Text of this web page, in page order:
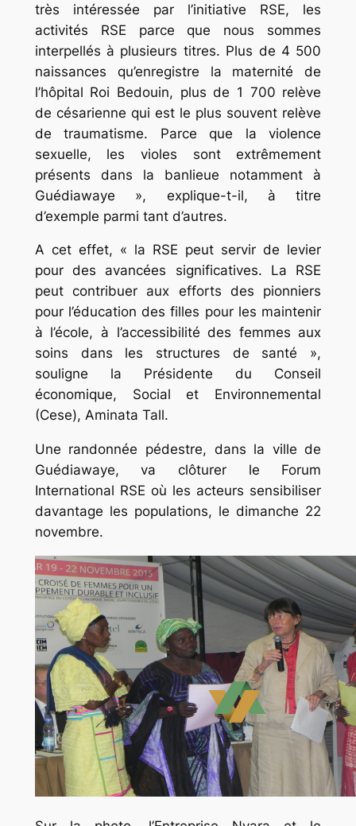
très intéressée par l’initiative RSE, les
activités RSE parce que nous sommes
interpellés à plusieurs titres. Plus de 4 500
naissances qu’enregistre la maternité de
l’hôpital Roi Bedouin, plus de 1 700 relève
de césarienne qui est le plus souvent relève
de traumatisme. Parce que la violence
sexuelle, les violes sont extrêmement
présents dans la banlieue notamment à
Guédiawaye », explique-t-il, à titre
d’exemple parmi tant d’autres.
A cet effet, « la RSE peut servir de levier
pour des avancées significatives. La RSE
peut contribuer aux efforts des pionniers
pour l’éducation des filles pour les maintenir
à l’école, à l’accessibilité des femmes aux
soins dans les structures de santé »,
souligne la Présidente du Conseil
économique, Social et Environnemental
(Cese), Aminata Tall.
Une randonnée pédestre, dans la ville de
Guédiawaye, va clôturer le Forum
International RSE où les acteurs sensibiliser
davantage les populations, le dimanche 22
novembre.